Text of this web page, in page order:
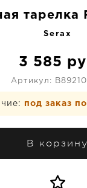
тарелка
Serax
3 585
Артикул:
под заказ
В корзину